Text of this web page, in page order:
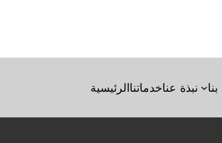
الرئيسيةخدماتنانبذة عنا